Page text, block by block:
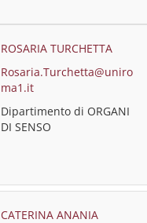
ROSARIA TURCHETTA
Rosaria.Turchetta@uniro
ma1.it
Dipartimento di ORGANI
DI SENSO
CATERINA ANANIA